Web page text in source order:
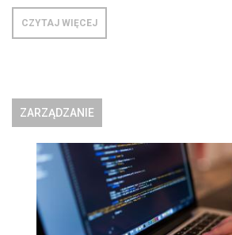
CZYTAJ WIĘCEJ
ZARZĄDZANIE